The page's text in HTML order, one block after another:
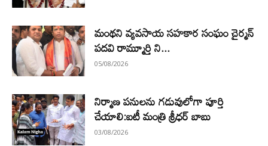
మంథని వ్యవసాయ సహకార సంఘం చైర్మన్
పదవి రామ్మూర్తి ని...
05/08/2026
నిర్మాణ పనులను గడువులోగా పూర్తి
చేయాలి:ఐటీ మంత్రి శ్రీధర్ బాబు
03/08/2026